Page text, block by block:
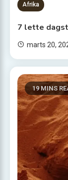
Afrika
7 lette
marts 20,
19 MINS